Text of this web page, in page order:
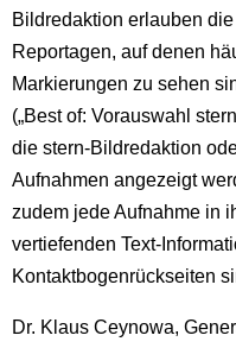
Bildredaktion erlauben
Reportagen, auf denen
Markierungen zu sehen
(„Best of: Vorauswahl
die stern-Bildredaktion
Aufnahmen angezeigt
zudem jede Aufnahme in
vertiefenden Text-
Kontaktbogenrückseiten
Dr. Klaus Ceynowa,